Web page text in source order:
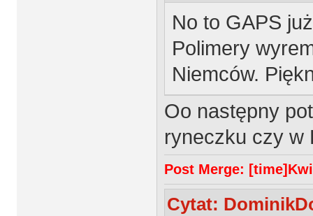
No to GAPS
Polimery
Niemców.
Oo następny
ryneczku czy
Post Merge:
Cytat: